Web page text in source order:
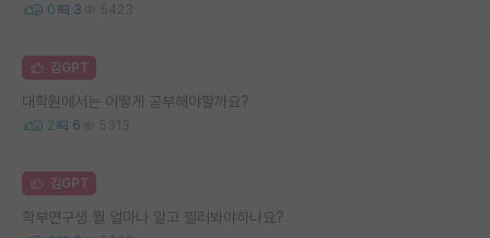
0 3 5423
김GPT
대학원에서는 어떻게 공부해야할까요?
2 6 5313
김GPT
학부연구생 뭘 얼마나 알고 찔러봐야하나요?